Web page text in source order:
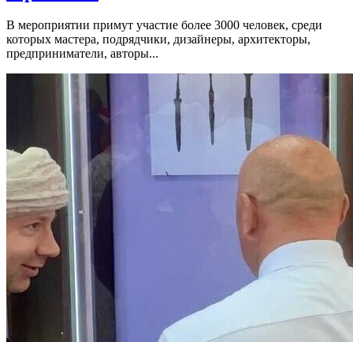
В мероприятии примут участие более 3000 человек, среди
которых мастера, подрядчики, дизайнеры, архитекторы,
предприниматели, авторы...